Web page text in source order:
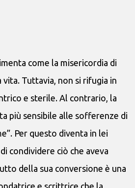
come la misericordia di
vita. Tuttavia, non si rifugia in
e sterile. Al contrario, la
più sensibile alle sofferenze di
Per questo diventa in lei
condividere ciò che aveva
della sua conversione è una
e scrittrice che la